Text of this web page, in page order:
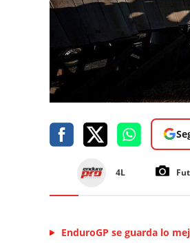
4L
EnduroGP se guarda lo